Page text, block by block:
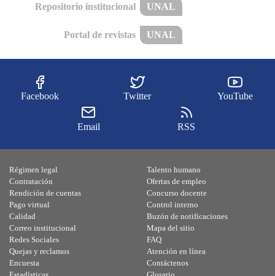
Repositorio institucional UNAL
Portal de revistas UNAL
Facebook Twitter YouTube
Email RSS
Régimen legal
Contratación
Rendición de cuentas
Pago virtual
Calidad
Talento humano
Ofertas de empleo
Concurso docente
Control interno
Buzón de notificaciones
Correo institucional
Redes Sociales
Quejas y reclamos
Encuesta
Mapa del sitio
FAQ
Atención en línea
Contáctenos